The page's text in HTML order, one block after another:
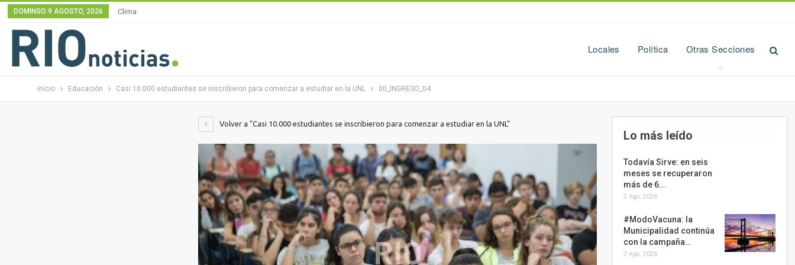
DOMINGO 9 AGOSTO, 2026 Clima:
Locales Política Otras Secciones
Inicio Educación Casi 10.000 estudiantes se inscribieron para comenzar a estudiar en la UNL 00_INGRESO_04
Volver a "Casi 10.000 estudiantes se inscribieron para comenzar a estudiar en la UNL"
Lo más leído
Todavía Sirve: en seis
meses se recuperaron
más de 6…
2 Ago, 2026
#ModoVacuna: la
Municipalidad continúa
con la campaña…
2 Ago, 2026